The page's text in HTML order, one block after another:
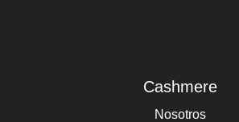
Cashmere
Nosotros